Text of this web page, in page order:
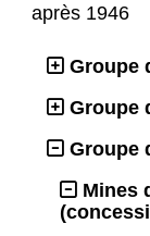
après 1946
Groupe
Groupe
Groupe
Mines